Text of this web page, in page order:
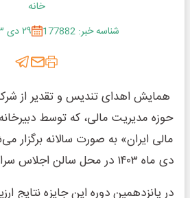
خانه
شناسه خبر: 177882
۲۹ دی ۱۴۰۳
همایش اهدای تندیس و تقدیر از
حوزه مدیریت مالی، که توسط
دی ماه ۱۴۰۳ در محل سالن اجلاس سران در تهران برگزار شد.
در پانزدهمین دوره این جایزه نتایج